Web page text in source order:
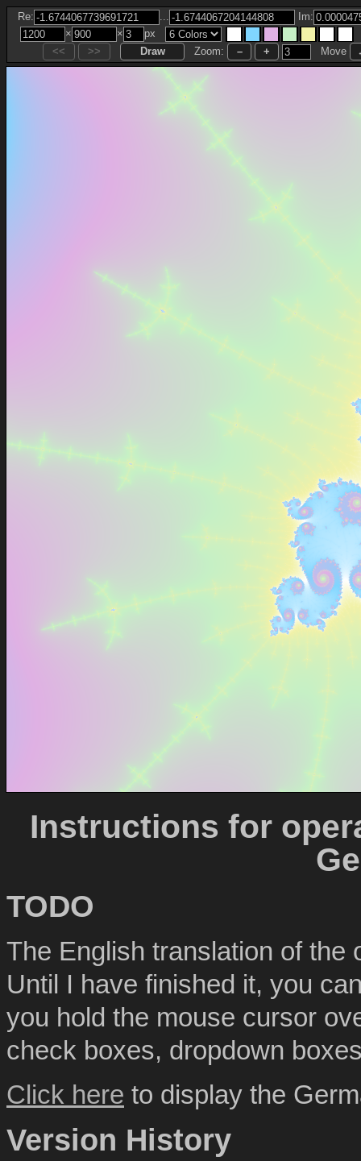
Re: ...
Im:
×
×
px
Zoom:
Move
Instructions for
TODO
The English translation of the
Until I have finished it, you
you hold the mouse cursor
check boxes, dropdown
Click here to display the
Version History